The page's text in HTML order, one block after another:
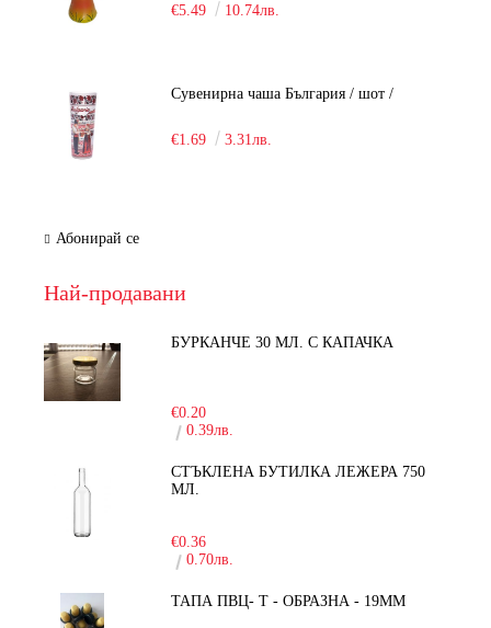
€5.49 10.74лв.
Сувенирна чаша България / шот /
€1.69 3.31лв.
Абонирай се
Най-продавани
БУРКАНЧЕ 30 МЛ. С КАПАЧКА
€0.20
0.39лв.
СТЪКЛЕНА БУТИЛКА ЛЕЖЕРА 750
МЛ.
€0.36
0.70лв.
ТАПА ПВЦ- Т - ОБРАЗНА - 19ММ